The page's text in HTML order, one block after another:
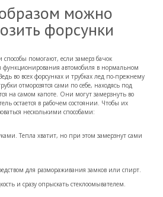
можно
форсунки
помогают, если замерз бачок
функционирования автомобиля в нормальном
во всех форсунках и трубках лед по-прежнему
отморозятся сами по себе, находясь под
на самом капоте. Они могут замерзнуть во
остается в рабочем состоянии. Чтобы их
несколькими способами:
Тепла хватит, но при этом замерзнут сами
для размораживания замков или спирт.
и сразу опрыскать стеклоомывателем.